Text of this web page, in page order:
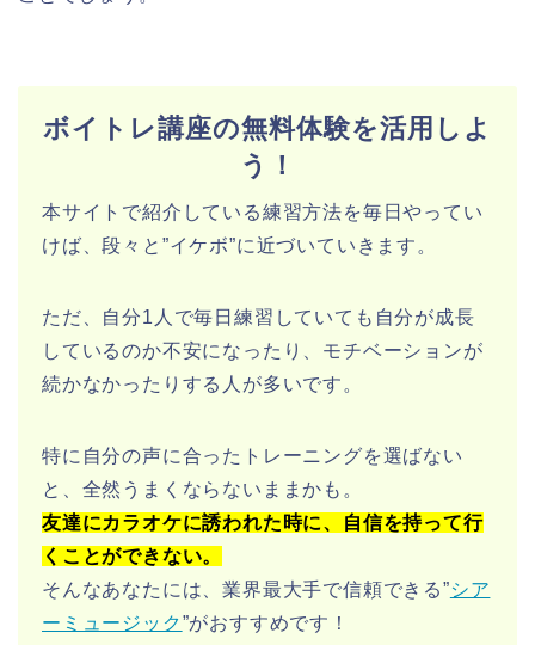
ボイトレ講座の無料体験を活用しよ
う！
本サイトで紹介している練習方法を毎日やってい
けば、段々と”イケボ”に近づいていきます。
ただ、自分1人で毎日練習していても自分が成長
しているのか不安になったり、モチベーションが
続かなかったりする人が多いです。
特に自分の声に合ったトレーニングを選ばない
と、全然うまくならないままかも。
友達にカラオケに誘われた時に、自信を持って行
くことができない。
そんなあなたには、業界最大手で信頼できる”シア
ーミュージック”がおすすめです！